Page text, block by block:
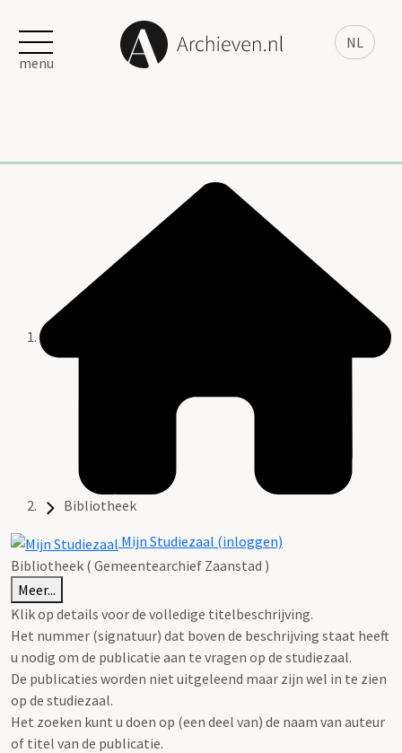
NL
menu
Bibliotheek
Mijn Studiezaal (inloggen)
Bibliotheek ( Gemeentearchief Zaanstad )
Meer...
Klik op details voor de volledige titelbeschrijving.
Het nummer (signatuur) dat boven de beschrijving staat heeft
u nodig om de publicatie aan te vragen op de studiezaal.
De publicaties worden niet uitgeleend maar zijn wel in te zien
op de studiezaal.
Het zoeken kunt u doen op (een deel van) de naam van auteur
of titel van de publicatie.